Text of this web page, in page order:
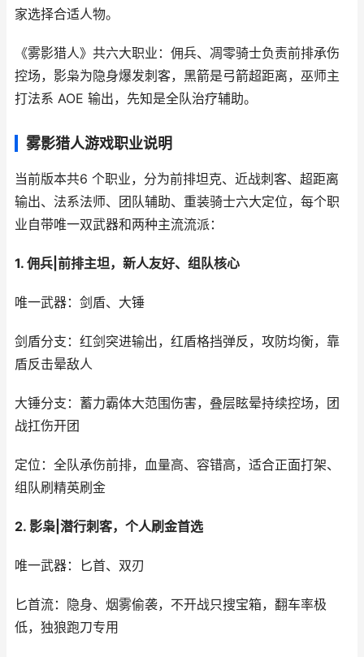
家选择合适人物。
《雾影猎人》共六大职业：佣兵、凋零骑士负责前排承伤
控场，影枭为隐身爆发刺客，黑箭是弓箭超距离，巫师主
打法系 AOE 输出，先知是全队治疗辅助。
雾影猎人游戏职业说明
当前版本共6 个职业，分为前排坦克、近战刺客、超距离
输出、法系法师、团队辅助、重装骑士六大定位，每个职
业自带唯一双武器和两种主流流派：
1. 佣兵|前排主坦，新人友好、组队核心
唯一武器：剑盾、大锤
剑盾分支：红剑突进输出，红盾格挡弹反，攻防均衡，靠
盾反击晕敌人
大锤分支：蓄力霸体大范围伤害，叠层眩晕持续控场，团
战扛伤开团
定位：全队承伤前排，血量高、容错高，适合正面打架、
组队刷精英刷金
2. 影枭|潜行刺客，个人刷金首选
唯一武器：匕首、双刃
匕首流：隐身、烟雾偷袭，不开战只搜宝箱，翻车率极
低，独狼跑刀专用